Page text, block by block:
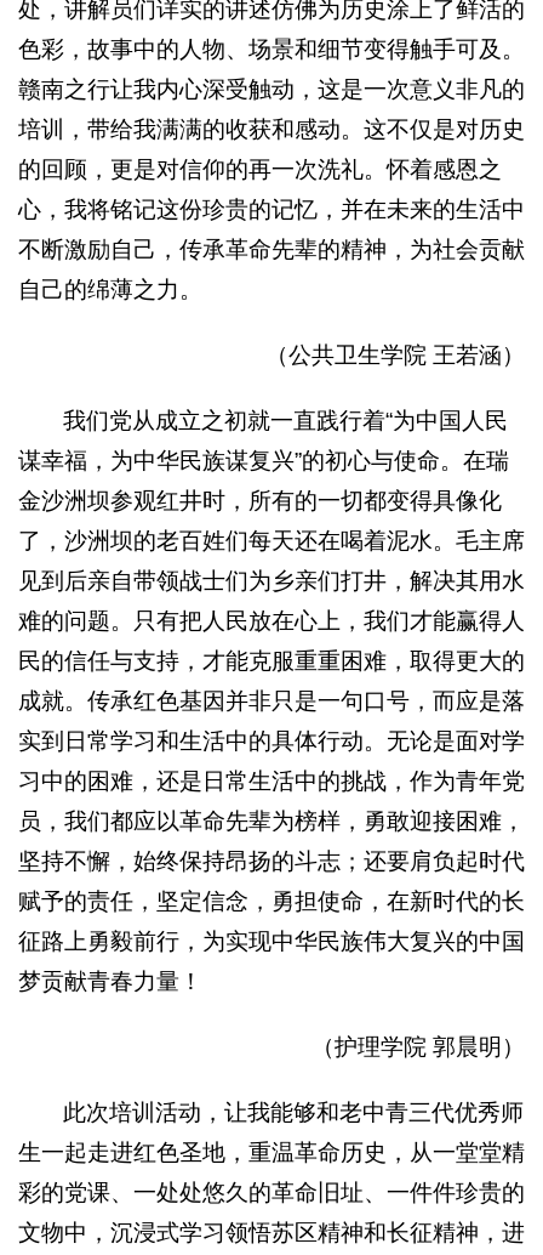
处，讲解员们详实的讲述仿佛为历史涂上了鲜活的
色彩，故事中的人物、场景和细节变得触手可及。
赣南之行让我内心深受触动，这是一次意义非凡的
培训，带给我满满的收获和感动。这不仅是对历史
的回顾，更是对信仰的再一次洗礼。怀着感恩之
心，我将铭记这份珍贵的记忆，并在未来的生活中
不断激励自己，传承革命先辈的精神，为社会贡献
自己的绵薄之力。
（公共卫生学院 王若涵）
我们党从成立之初就一直践行着“为中国人民
谋幸福，为中华民族谋复兴”的初心与使命。在瑞
金沙洲坝参观红井时，所有的一切都变得具像化
了，沙洲坝的老百姓们每天还在喝着泥水。毛主席
见到后亲自带领战士们为乡亲们打井，解决其用水
难的问题。只有把人民放在心上，我们才能赢得人
民的信任与支持，才能克服重重困难，取得更大的
成就。传承红色基因并非只是一句口号，而应是落
实到日常学习和生活中的具体行动。无论是面对学
习中的困难，还是日常生活中的挑战，作为青年党
员，我们都应以革命先辈为榜样，勇敢迎接困难，
坚持不懈，始终保持昂扬的斗志；还要肩负起时代
赋予的责任，坚定信念，勇担使命，在新时代的长
征路上勇毅前行，为实现中华民族伟大复兴的中国
梦贡献青春力量！
（护理学院 郭晨明）
此次培训活动，让我能够和老中青三代优秀师
生一起走进红色圣地，重温革命历史，从一堂堂精
彩的党课、一处处悠久的革命旧址、一件件珍贵的
文物中，沉浸式学习领悟苏区精神和长征精神，进